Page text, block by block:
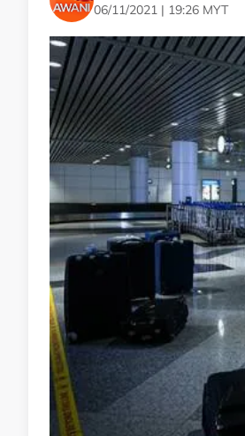
06/11/2021 | 19:26 MYT